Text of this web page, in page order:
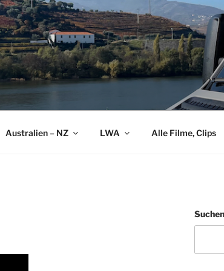
Australien – NZ LWA Alle Filme, Clips
Suchen